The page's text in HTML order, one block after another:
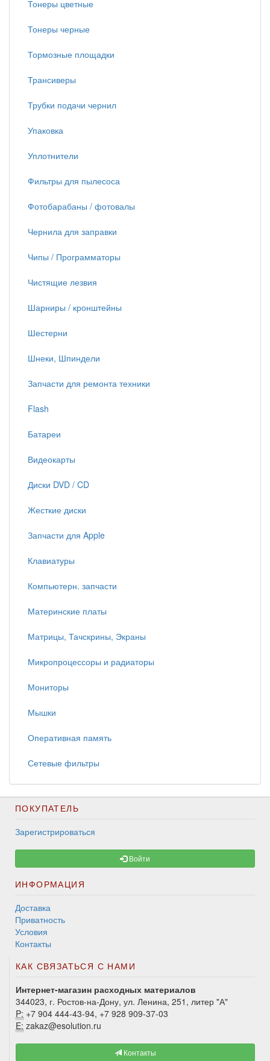
Тонеры цветные
Тонеры черные
Тормозные площадки
Трансиверы
Трубки подачи чернил
Упаковка
Уплотнители
Фильтры для пылесоса
Фотобарабаны / фотовалы
Чернила для заправки
Чипы / Программаторы
Чистящие лезвия
Шарниры / кронштейны
Шестерни
Шнеки, Шпиндели
Запчасти для ремонта техники
Flash
Батареи
Видеокарты
Диски DVD / CD
Жесткие диски
Запчасти для Apple
Клавиатуры
Компьютерн. запчасти
Материнские платы
Матрицы, Тачскрины, Экраны
Микропроцессоры и радиаторы
Мониторы
Мышки
Оперативная память
Сетевые фильтры
ПОКУПАТЕЛЬ
Зарегистрироваться
Войти
ИНФОРМАЦИЯ
Доставка
Приватность
Условия
Контакты
КАК СВЯЗАТЬСЯ С НАМИ
Интернет-магазин расходных материалов
344023, г. Ростов-на-Дону, ул. Ленина, 251, литер "А"
P: +7 904 444-43-94, +7 928 909-37-03
E: zakaz@esolution.ru
Контакты